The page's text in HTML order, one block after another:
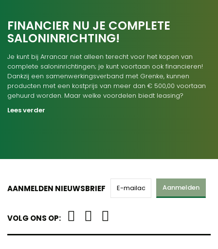
FINANCIER NU JE COMPLETE
SALONINRICHTING!
Je kunt bij Arrancar niet alleen terecht voor het kopen van
complete saloninrichtingen; je kunt voortaan ook financieren!
Dankzij een samenwerkingsverband met Grenke, kunnen
producten met een kostprijs van meer dan € 500,00 voortaan
gehuurd worden. Maar welke voordelen biedt leasing?
Lees verder
AANMELDEN NIEUWSBRIEF Aanmelden
VOLG ONS OP: